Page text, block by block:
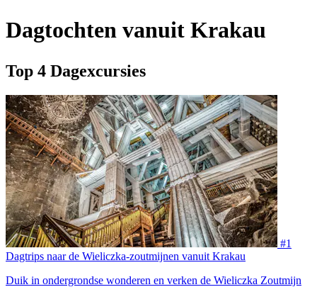
Dagtochten vanuit Krakau
Top 4 Dagexcursies
#1
Dagtrips naar de Wieliczka-zoutmijnen vanuit Krakau
Duik in ondergrondse wonderen en verken de Wieliczka Zoutmijn